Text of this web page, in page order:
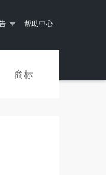
帮助中心
商标